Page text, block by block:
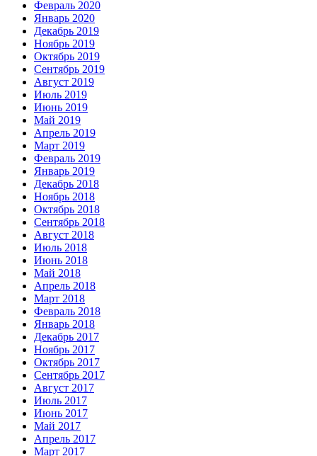
Февраль 2020
Январь 2020
Декабрь 2019
Ноябрь 2019
Октябрь 2019
Сентябрь 2019
Август 2019
Июль 2019
Июнь 2019
Май 2019
Апрель 2019
Март 2019
Февраль 2019
Январь 2019
Декабрь 2018
Ноябрь 2018
Октябрь 2018
Сентябрь 2018
Август 2018
Июль 2018
Июнь 2018
Май 2018
Апрель 2018
Март 2018
Февраль 2018
Январь 2018
Декабрь 2017
Ноябрь 2017
Октябрь 2017
Сентябрь 2017
Август 2017
Июль 2017
Июнь 2017
Май 2017
Апрель 2017
Март 2017